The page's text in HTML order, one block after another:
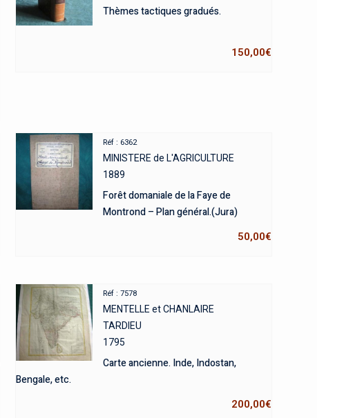
Thèmes tactiques gradués.
150,00€
Réf : 6362
MINISTERE de L'AGRICULTURE
1889
Forêt domaniale de la Faye de
Montrond – Plan général.(Jura)
50,00€
Réf : 7578
MENTELLE et CHANLAIRE
TARDIEU
1795
Carte ancienne. Inde, Indostan,
Bengale, etc.
200,00€